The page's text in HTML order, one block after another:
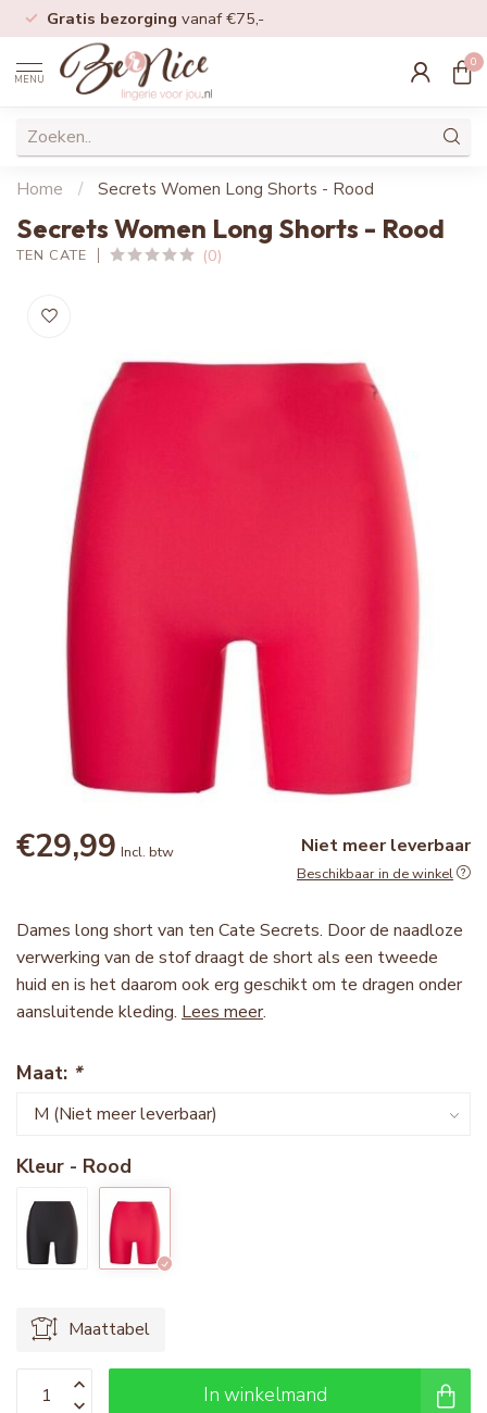
Gratis bezorging vanaf €75,-
MENU
0
Home / Secrets Women Long Shorts - Rood
Secrets Women Long Shorts - Rood
TEN CATE (0)
€29,99 Incl. btw Niet meer leverbaar
Beschikbaar in de winkel
Dames long short van ten Cate Secrets. Door de naadloze
verwerking van de stof draagt de short als een tweede
huid en is het daarom ook erg geschikt om te dragen onder
aansluitende kleding. Lees meer.
Maat: *
Kleur - Rood
Maattabel
In winkelmand